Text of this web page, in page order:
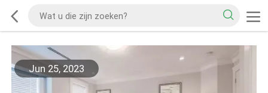
Jun 25, 2023